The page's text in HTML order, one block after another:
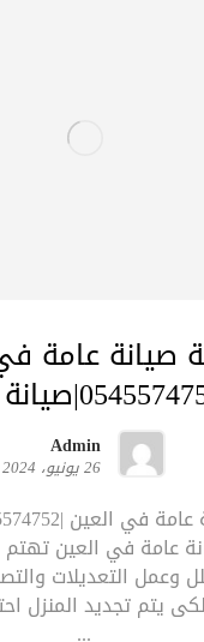
صيانة عامة
Admin
26 يونيو، 2024
عامة في العين تهتم
وعمل التعديلات
يتم تجديد المنزل
...